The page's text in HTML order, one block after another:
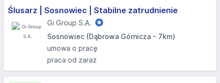
Ślusarz | Sosnowiec | Stabilne zatrudnienie
Gi Group S.A.
Sosnowiec (Dąbrowa Górnicza - 7km)
umowa o pracę
praca od zaraz